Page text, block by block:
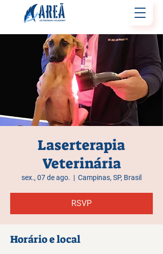
Laserterapia
Veterinária
sex., 07 de ago.
  |
Campinas, SP, Brasil
RSVP
Horário e local